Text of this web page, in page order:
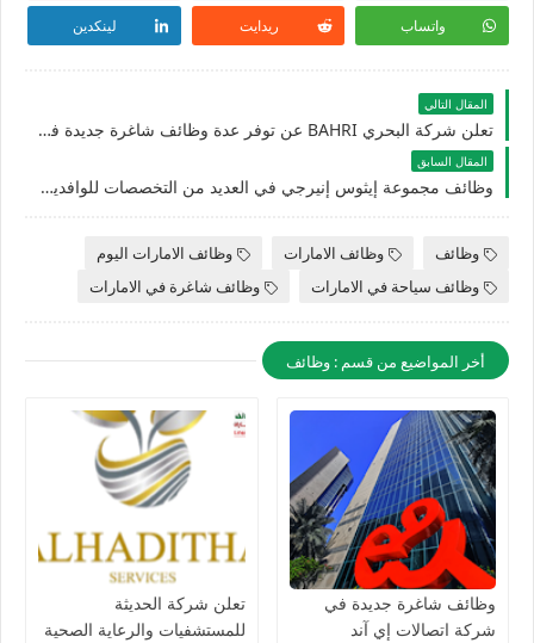
واتساب ريدايت لينكدين
المقال التالي
تعلن شركة البحري BAHRI عن توفر عدة وظائف شاغرة جديدة في العديد من التخصصات للوافدين والمقيمين في الامارات
المقال السابق
وظائف مجموعة إيثوس إنيرجي في العديد من التخصصات للوافدين والاجانب بأبوظبي في الامارات
وظائف وظائف الامارات
وظائف الامارات اليوم
وظائف سياحة في الامارات
وظائف شاغرة في الامارات
أخر المواضيع من قسم : وظائف
وظائف شاغرة جديدة في
شركة اتصالات إي آند
تعلن شركة الحديثة
للمستشفيات والرعاية الصحية